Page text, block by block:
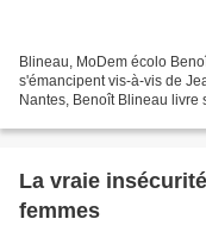
Blineau, MoDem écolo
s'émancipent vis-à-vis de
Nantes, Benoît Blineau livre
La vraie
femmes